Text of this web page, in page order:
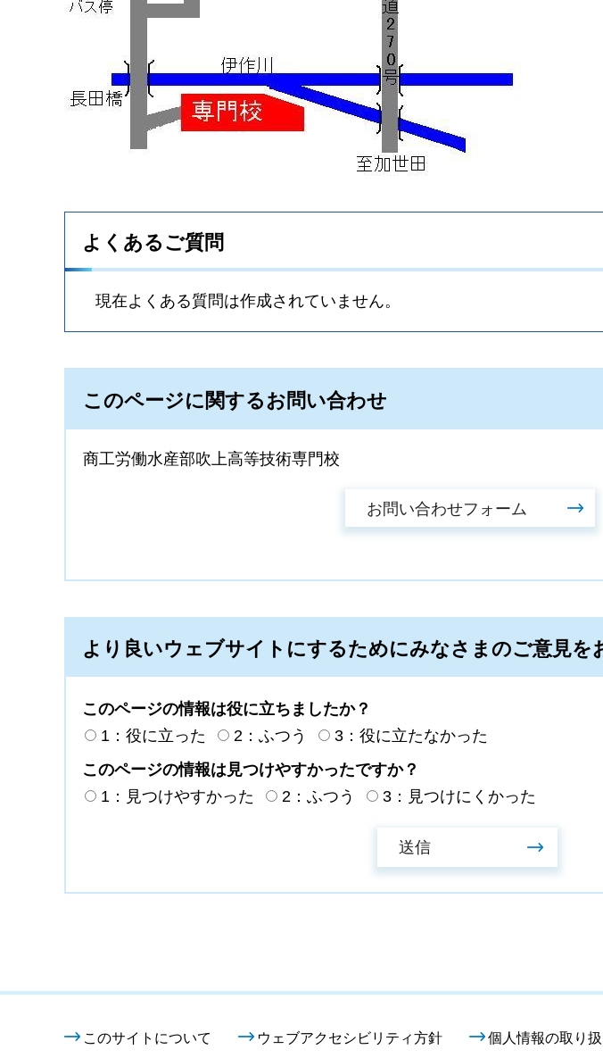
よくあるご質問
現在よくある質問は作成されていません。
このページに関するお問い合わせ
商工労働水産部吹上高等技術専門校
より良いウェブサイトにするためにみなさまのご意見を
このページの情報は役に立ちましたか？
1：役に立った
2：ふつう
3：役に立たなかった
このページの情報は見つけやすかったですか？
1：見つけやすかった
2：ふつう 3：見つけにくかった
このサイトについて ウェブアクセシビリティ方針 個人情報の取り